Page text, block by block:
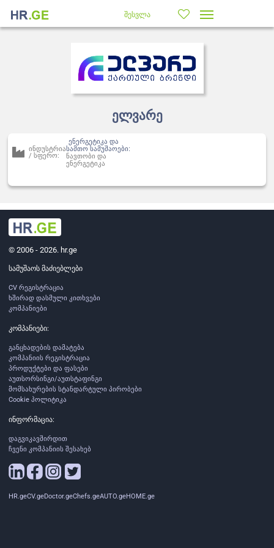
შესვლა
ელვარე
ინდუსტრია
/ სფერო:
ენერგეტიკა და
სამთო სამუშაოები:
ნავთობი და
ენერგეტიკა
© 2006 - 2026. hr.ge
სამუშაოს მაძიებლები
CV რეგისტრაცია
ხშირად დასმული კითხვები
კომპანიები
კომპანიები:
განცხადების დამატება
კომპანიის რეგისტრაცია
პროდუქტები და ფასები
აუთსორსინგი/აუთსტაფინგი
მომსახურების სტანდარტული პირობები
Cookie პოლიტიკა
ინფორმაცია:
დაგვიკავშირდით
ჩვენი კომპანიის შესახებ
HR.geCV.geDoctor.geChefs.geAUTO.geHOME.ge